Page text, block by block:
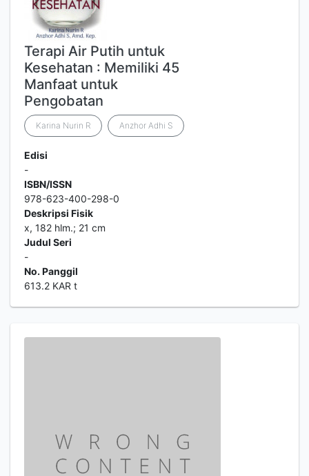
Terapi Air Putih untuk
Kesehatan : Memiliki 45
Manfaat untuk
Pengobatan
Karina Nurin R Anzhor Adhi S
Edisi
-
ISBN/ISSN
978-623-400-298-0
Deskripsi Fisik
x, 182 hlm.; 21 cm
Judul Seri
-
No. Panggil
613.2 KAR t